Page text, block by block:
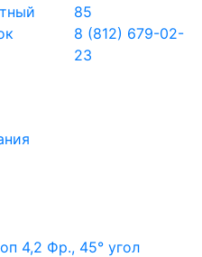
85
8 (812) 679-02-
23
4,2 Фр., 45° угол